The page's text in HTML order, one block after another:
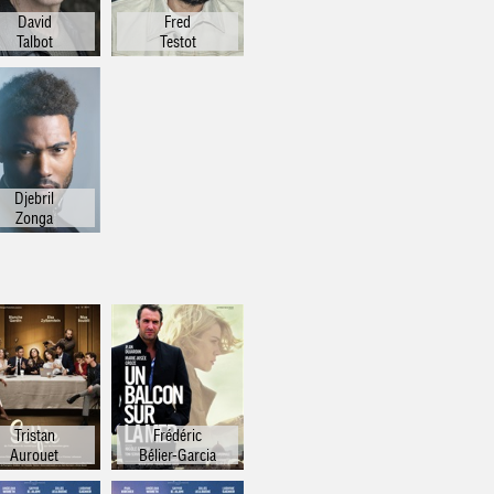
David
Talbot
Fred
Testot
Djebril
Zonga
Tristan
Aurouet
Frédéric
Bélier-Garcia